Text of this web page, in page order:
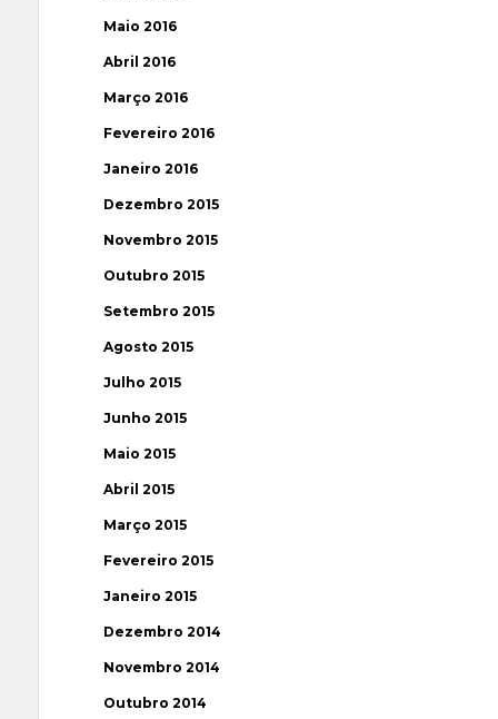
Maio 2016
Abril 2016
Março 2016
Fevereiro 2016
Janeiro 2016
Dezembro 2015
Novembro 2015
Outubro 2015
Setembro 2015
Agosto 2015
Julho 2015
Junho 2015
Maio 2015
Abril 2015
Março 2015
Fevereiro 2015
Janeiro 2015
Dezembro 2014
Novembro 2014
Outubro 2014